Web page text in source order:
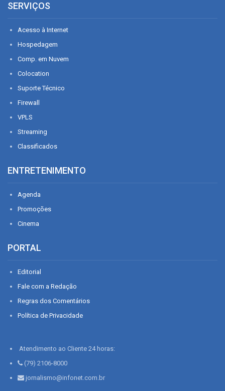
SERVIÇOS
Acesso à Internet
Hospedagem
Comp. em Nuvem
Colocation
Suporte Técnico
Firewall
VPLS
Streaming
Classificados
ENTRETENIMENTO
Agenda
Promoções
Cinema
PORTAL
Editorial
Fale com a Redação
Regras dos Comentários
Política de Privacidade
Atendimento ao Cliente 24 horas:
(79) 2106-8000
jornalismo@infonet.com.br